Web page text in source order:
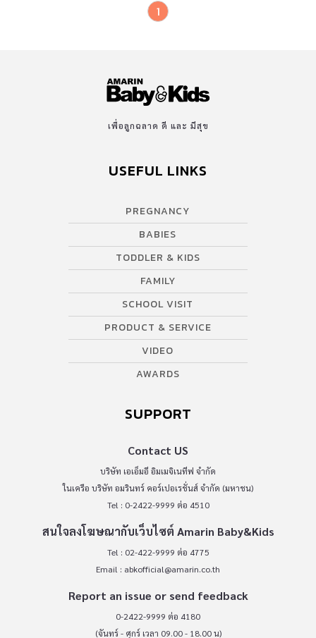
1
เพื่อลูกฉลาด ดี และ มีสุข
USEFUL LINKS
PREGNANCY
BABIES
TODDLER & KIDS
FAMILY
SCHOOL VISIT
PRODUCT & SERVICE
VIDEO
AWARDS
SUPPORT
Contact US
บริษัท เอเอ็มอี อิมเมจิเนทีฟ จำกัด
ในเครือ บริษัท อมรินทร์ คอร์เปอเรชั่นส์ จำกัด (มหาชน)
Tel : 0-2422-9999 ต่อ 4510
สนใจลงโฆษณากับเว็บไซต์ Amarin Baby&Kids
Tel : 02-422-9999 ต่อ 4775
Email : abkofficial@amarin.co.th
Report an issue or send feedback
0-2422-9999 ต่อ 4180
(จันทร์ - ศุกร์ เวลา 09.00 - 18.00 น)